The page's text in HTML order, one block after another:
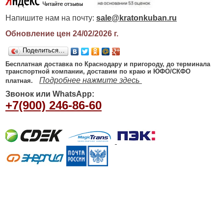
Напишите нам на почту: sale@kratonkuban.ru
Обновление цен 24/02/2026г.
Поделиться…
Бесплатная доставка по Краснодару и пригороду, до терминала
транспортной компании, доставим по краю и ЮФО/СКФО
платная.
Подробнее нажмите здесь
Звонок или WhatsApp:
+7(900) 246-86-60